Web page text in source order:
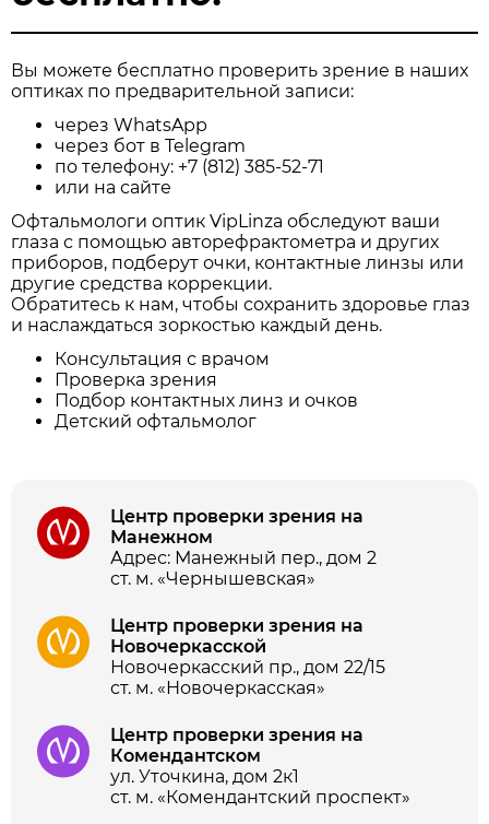
Вы можете бесплатно проверить зрение в наших
оптиках по предварительной записи:
через WhatsApp
через бот в Telegram
по телефону: +7 (812) 385-52-71
или на сайте
Офтальмологи оптик VipLinza обследуют ваши
глаза с помощью авторефрактометра и других
приборов, подберут очки, контактные линзы или
другие средства коррекции.
Обратитесь к нам, чтобы сохранить здоровье глаз
и наслаждаться зоркостью каждый день.
Консультация с врачом
Проверка зрения
Подбор контактных линз и очков
Детский офтальмолог
Центр проверки зрения на
Манежном
Адрес: Манежный пер., дом 2
ст. м. «Чернышевская»
Центр проверки зрения на
Новочеркасской
Новочеркасский пр., дом 22/15
ст. м. «Новочеркасская»
Центр проверки зрения на
Комендантском
ул. Уточкина, дом 2к1
ст. м. «Комендантский проспект»